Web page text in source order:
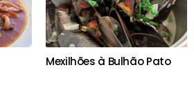
Mexilhões à Bulhão Pato